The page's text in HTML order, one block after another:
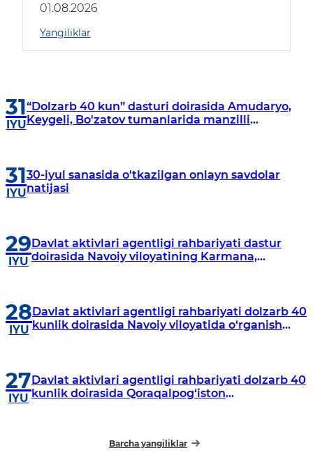
borildi
01.08.2026
Yangiliklar
31
IYU
“Dolzarb 40 kun” dasturi doirasida Amudaryo,
Keygeli, Bo'zatov tumanlarida manzilli
31
IYU
30-iyul sanasida o'tkazilgan onlayn savdolar
natijasi
29
IYU
Davlat aktivlari agentligi rahbariyati dastur
doirasida Navoiy viloyatining Karmana,
28
IYU
Davlat aktivlari agentligi rahbariyati dolzarb 40
kunlik doirasida Navoiy viloyatida o‘rganish
27
IYU
Davlat aktivlari agentligi rahbariyati dolzarb 40
kunlik doirasida Qoraqalpog‘iston
Barcha yangiliklar